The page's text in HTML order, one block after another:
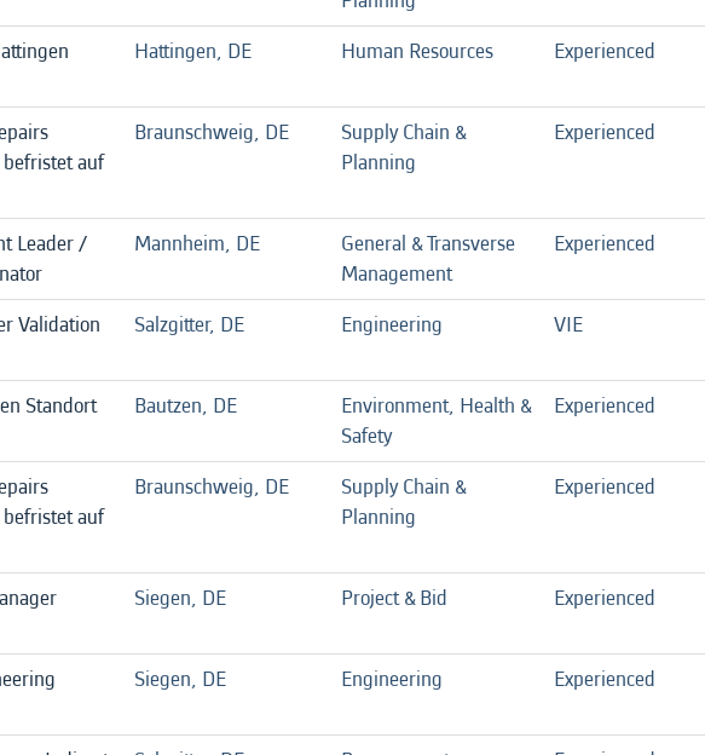
Hattingen, DE Human Resources Experienced
auf
Braunschweig, DE
Supply Chain &
Planning
Experienced
Leader /
Mannheim, DE
General & Transverse
Management
Experienced
Validation
Salzgitter, DE Engineering VIE
Standort
Bautzen, DE
Environment, Health &
Safety
Experienced
auf
Braunschweig, DE
Supply Chain &
Planning
Experienced
Siegen, DE Project & Bid Experienced
Siegen, DE Engineering Experienced